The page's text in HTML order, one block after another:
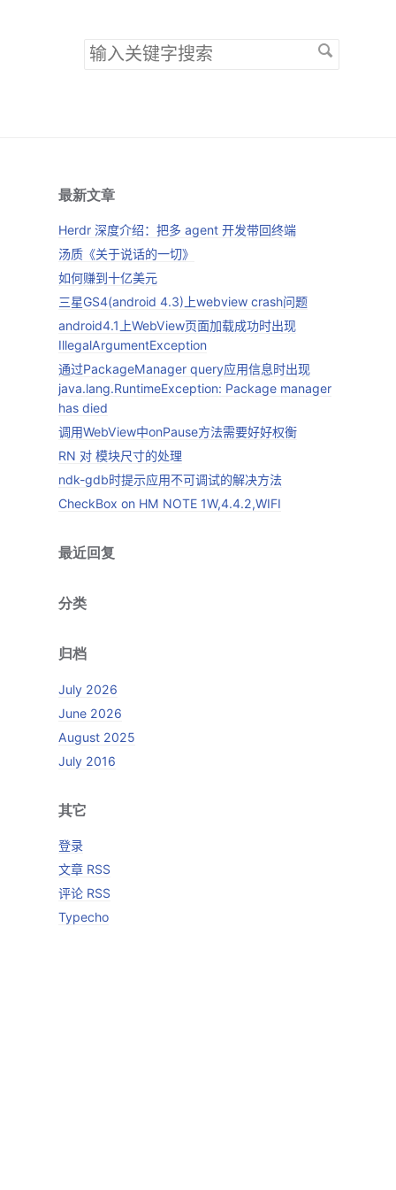
搜
最新文章
Herdr 深度介绍：把多 agent 开发带回终端
汤质《关于说话的一切》
如何赚到十亿美元
三星GS4(android 4.3)上webview crash问题
android4.1上WebView页面加载成功时出现
IllegalArgumentException
通过PackageManager query应用信息时出现
java.lang.RuntimeException: Package manager
has died
调用WebView中onPause方法需要好好权衡
RN 对 模块尺寸的处理
ndk-gdb时提示应用不可调试的解决方法
CheckBox on HM NOTE 1W,4.4.2,WIFI
最近回复
分类
归档
July 2026
June 2026
August 2025
July 2016
其它
登录
文章 RSS
评论 RSS
Typecho